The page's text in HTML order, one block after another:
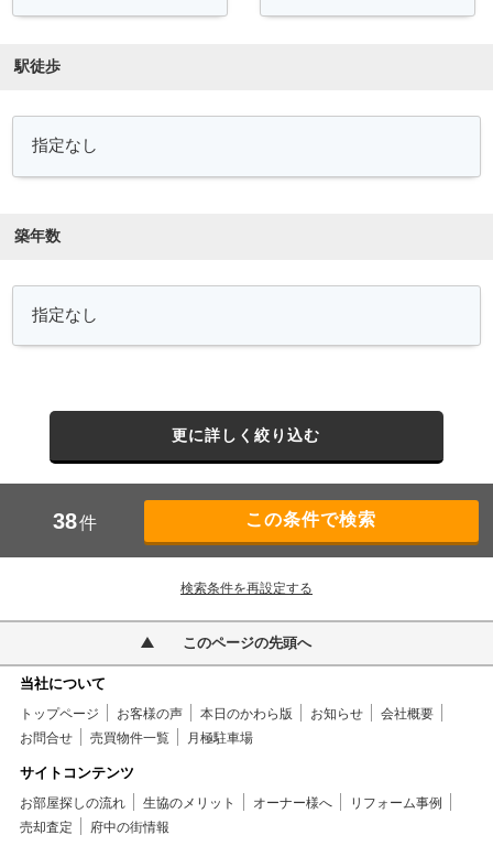
駅徒歩
築年数
更に詳しく絞り込む
38件
検索条件を再設定する
このページの先頭へ
当社について
トップページ お客様の声 本日のかわら版 お知らせ
会社概要
お問合せ
売買物件一覧 月極駐車場
サイトコンテンツ
お部屋探しの流れ 生協のメリット オーナー様へ
リフォーム事例
売却査定
府中の街情報